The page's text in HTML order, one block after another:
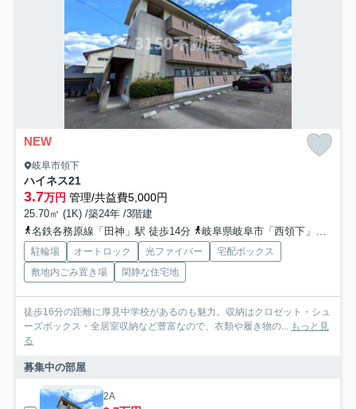
NEW
岐阜市領下
ハイネス21
3.7万円 管理/共益費5,000円
25.70㎡ (1K) /築24年 /3階建
名鉄各務原線「田神」駅 徒歩14分
岐阜県岐阜市「西領下」バス停下車 徒歩7分
駐輪場 オートロック 光ファイバー
宅配ボックス
敷地内ごみ置き場
閑静な住宅地
徒歩16分の距離に厚見中学校があるのも魅力。収納はクロゼット・シュ
ーズボックス・全居室収納など豊富なので、衣類や履き物の... もっと見
る
募集中の部屋
2A